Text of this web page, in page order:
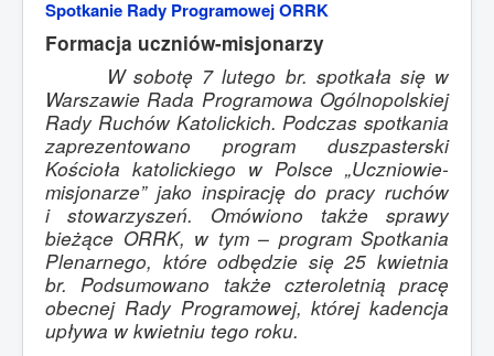
Spotkanie Rady Programowej ORRK
Formacja uczniów-misjonarzy
W sobotę 7 lutego br. spotkała się w
Warszawie Rada Programowa Ogólnopolskiej
Rady Ruchów Katolickich. Podczas spotkania
zaprezentowano program duszpasterski
Kościoła katolickiego w Polsce „Uczniowie-
misjonarze” jako inspirację do pracy ruchów
i stowarzyszeń. Omówiono także sprawy
bieżące ORRK, w tym – program Spotkania
Plenarnego, które odbędzie się 25 kwietnia
br. Podsumowano także czteroletnią pracę
obecnej Rady Programowej, której kadencja
upływa w kwietniu tego roku.